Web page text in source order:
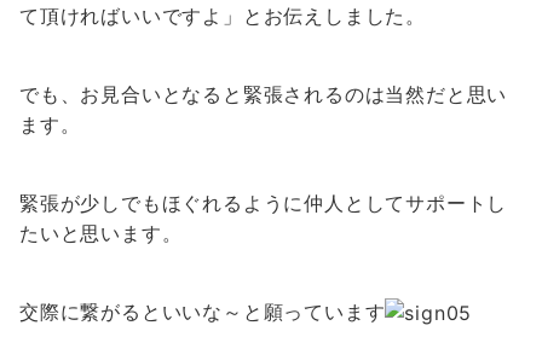
て頂ければいいですよ」とお伝えしました。
でも、お見合いとなると緊張されるのは当然だと思い
ます。
緊張が少しでもほぐれるように仲人としてサポートし
たいと思います。
交際に繋がるといいな～と願っています